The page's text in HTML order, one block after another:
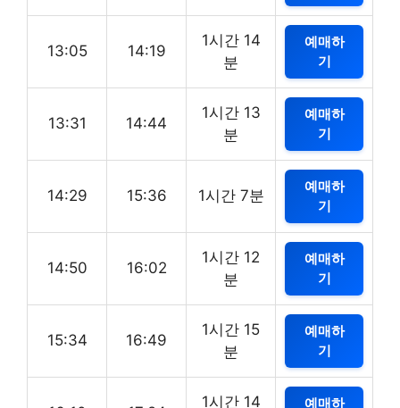
13:05 14:19
1시간 14
분
예매하
기
13:31 14:44
1시간 13
분
예매하
기
14:29 15:36 1시간 7분
예매하
기
14:50 16:02
1시간 12
분
예매하
기
15:34 16:49
1시간 15
분
예매하
기
1시간 14 예매하